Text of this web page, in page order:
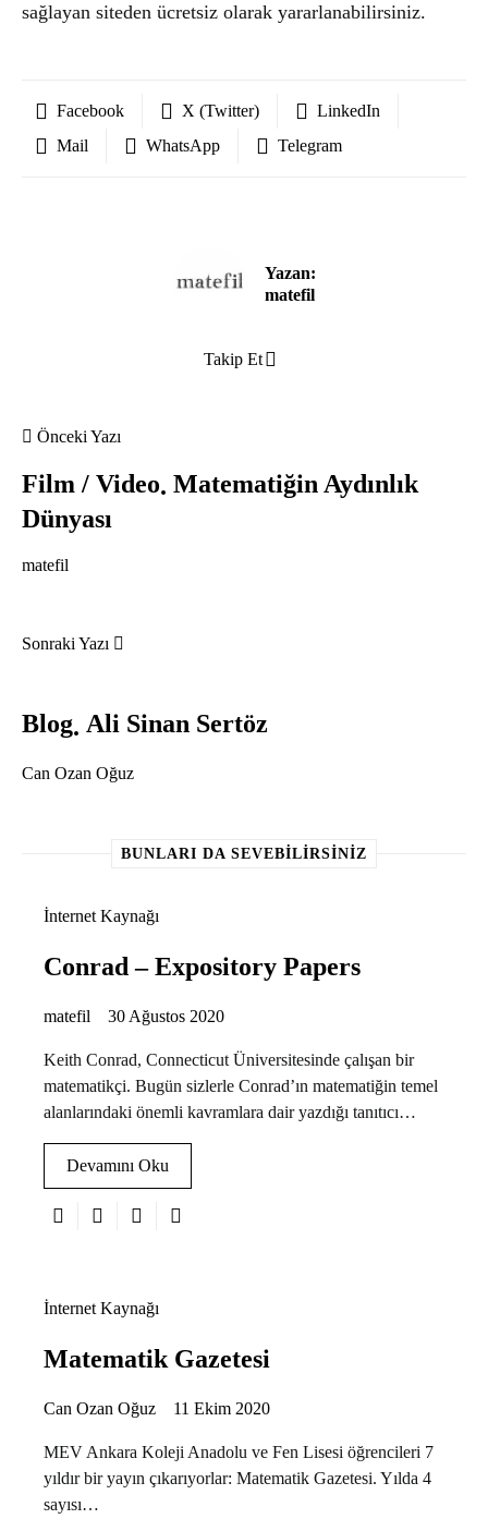
sağlayan siteden ücretsiz olarak yararlanabilirsiniz.
Facebook X (Twitter)
LinkedIn
Mail
WhatsApp Telegram
Yazan:
matefil
Takip Et
Önceki Yazı
Film / Video Matematiğin Aydınlık
Dünyası
matefil
Sonraki Yazı
Blog Ali Sinan Sertöz
Can Ozan Oğuz
BUNLARI DA SEVEBILIRSINIZ
İnternet Kaynağı
Conrad – Expository Papers
matefil 30 Ağustos 2020
Keith Conrad, Connecticut Üniversitesinde çalışan bir
matematikçi. Bugün sizlerle Conrad’ın matematiğin temel
alanlarındaki önemli kavramlara dair yazdığı tanıtıcı…
Devamını Oku
İnternet Kaynağı
Matematik Gazetesi
Can Ozan Oğuz 11 Ekim 2020
MEV Ankara Koleji Anadolu ve Fen Lisesi öğrencileri 7
yıldır bir yayın çıkarıyorlar: Matematik Gazetesi. Yılda 4
sayısı…